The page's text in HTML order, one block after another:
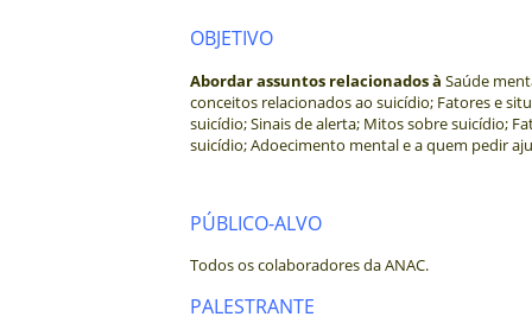
OBJETIVO
Abordar assuntos relacionados àSaúde
conceitos relacionados ao suicídio; Fatores e
suicídio; Sinais de alerta; Mitos sobre suicídio;
suicídio; Adoecimento mental e a quem pedir
PÚBLICO-ALVO
Todos os colaboradores da ANAC.
PALESTRANTE